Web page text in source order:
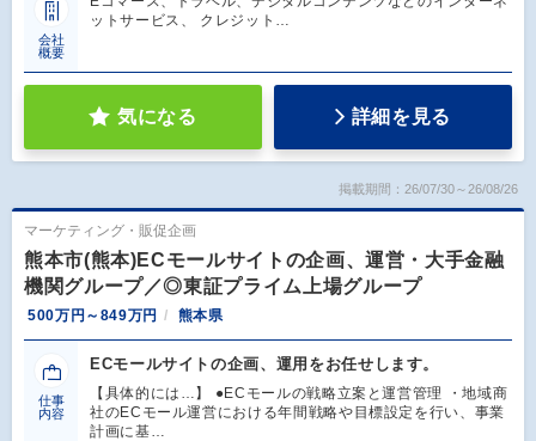
会社
概要
ットサービス、 クレジット…
気になる 詳細を見る
掲載期間：26/07/30～26/08/26
マーケティング・販促企画
熊本市(熊本)ECモールサイトの企画、運営・大手金融
機関グループ／◎東証プライム上場グループ
500万円～849万円 熊本県
仕事
内容
ECモールサイトの企画、運用をお任せします。
【具体的には…】 ●ECモールの戦略立案と運営管理 ・地域商
社のECモール運営における年間戦略や目標設定を行い、事業
計画に基…